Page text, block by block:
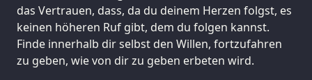
das Vertrauen, dass, da du deinem Herzen folgst, es
keinen höheren Ruf gibt, dem du folgen kannst.
Finde innerhalb dir selbst den Willen, fortzufahren
zu geben, wie von dir zu geben erbeten wird.